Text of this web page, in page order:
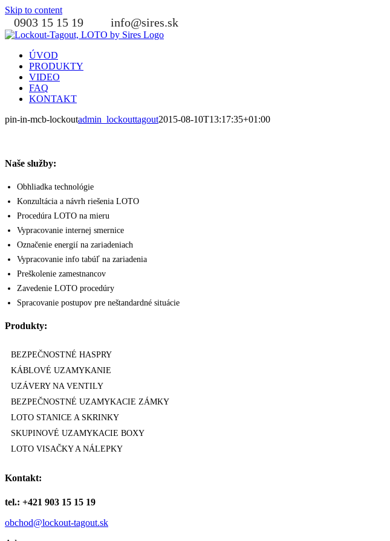
Skip to content
0903 15 15 19 info@sires.sk
ÚVOD
PRODUKTY
VIDEO
FAQ
KONTAKT
pin-in-mcb-lockoutadmin_lockouttagout2015-08-10T13:17:35+01:00
Naše služby:
Obhliadka technológie
Konzultácia a návrh riešenia LOTO
Procedúra LOTO na mieru
Vypracovanie internej smernice
Označenie energií na zariadeniach
Vypracovanie info tabúľ na zariadenia
Preškolenie zamestnancov
Zavedenie LOTO procedúry
Spracovanie postupov pre neštandardné situácie
Produkty:
BEZPEČNOSTNÉ HASPRY
KÁBLOVÉ UZAMYKANIE
UZÁVERY NA VENTILY
BEZPEČNOSTNÉ UZAMYKACIE ZÁMKY
LOTO STANICE A SKRINKY
SKUPINOVÉ UZAMYKACIE BOXY
LOTO VISAČKY A NÁLEPKY
Kontakt:
tel.: +421 903 15 15 19
obchod@lockout-tagout.sk